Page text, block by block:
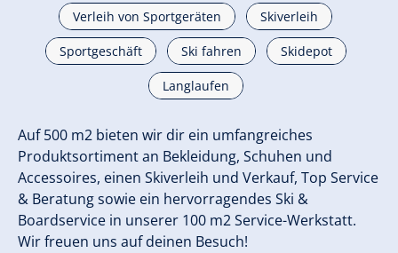
Verleih von Sportgeräten Skiverleih
Sportgeschäft Ski fahren Skidepot
Langlaufen
Auf 500 m2 bieten wir dir ein umfangreiches
Produktsortiment an Bekleidung, Schuhen und
Accessoires, einen Skiverleih und Verkauf, Top Service
& Beratung sowie ein hervorragendes Ski &
Boardservice in unserer 100 m2 Service-Werkstatt.
Wir freuen uns auf deinen Besuch!